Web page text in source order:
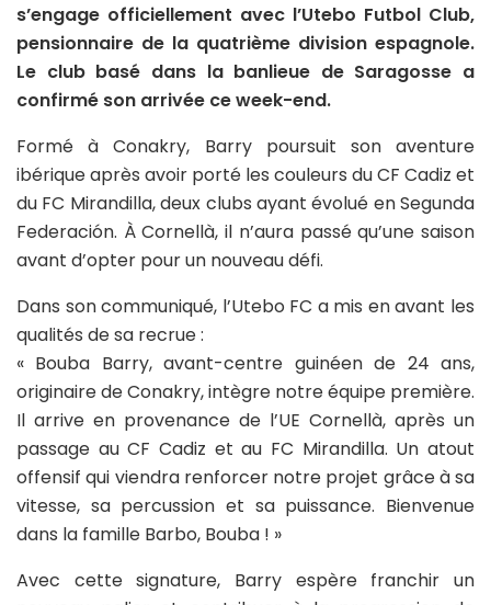
s’engage officiellement avec l’Utebo Futbol Club,
pensionnaire de la quatrième division espagnole.
Le club basé dans la banlieue de Saragosse a
confirmé son arrivée ce week-end.
Formé à Conakry, Barry poursuit son aventure
ibérique après avoir porté les couleurs du CF Cadiz et
du FC Mirandilla, deux clubs ayant évolué en Segunda
Federación. À Cornellà, il n’aura passé qu’une saison
avant d’opter pour un nouveau défi.
Dans son communiqué, l’Utebo FC a mis en avant les
qualités de sa recrue :
« Bouba Barry, avant-centre guinéen de 24 ans,
originaire de Conakry, intègre notre équipe première.
Il arrive en provenance de l’UE Cornellà, après un
passage au CF Cadiz et au FC Mirandilla. Un atout
offensif qui viendra renforcer notre projet grâce à sa
vitesse, sa percussion et sa puissance. Bienvenue
dans la famille Barbo, Bouba ! »
Avec cette signature, Barry espère franchir un